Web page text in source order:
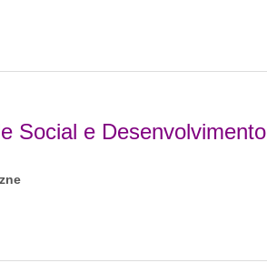
Social e Desenvolvimento